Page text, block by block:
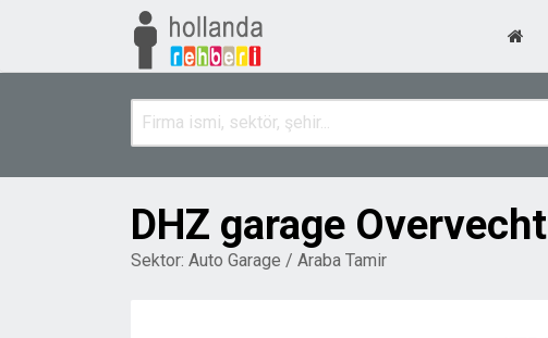
DHZ garage Overvecht
Sektor: Auto Garage / Araba Tamir